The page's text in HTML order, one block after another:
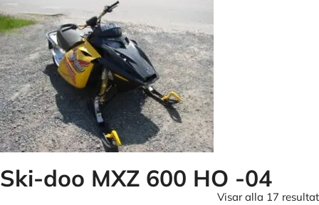
Ski-doo MXZ 600 HO -04
Visar alla 17 resultat